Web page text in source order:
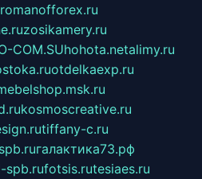
romanofforex.ru
zosikamery.ru
COM.SUhohota.netalimy.ru
otdelkaexp.ru
kosmoscreative.ru
tiffany-c.ru
галактика73.рф
spb.rufotsis.rutesiaes.ru